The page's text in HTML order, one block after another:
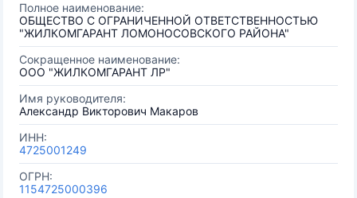
Полное наименование:
ОБЩЕСТВО С ОГРАНИЧЕННОЙ ОТВЕТСТВЕННОСТЬЮ
"ЖИЛКОМГАРАНТ ЛОМОНОСОВСКОГО РАЙОНА"
Сокращенное наименование:
ООО "ЖИЛКОМГАРАНТ ЛР"
Имя руководителя:
Александр Викторович Макаров
ИНН:
4725001249
ОГРН:
1154725000396